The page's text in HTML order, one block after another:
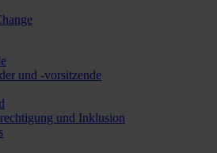
und -vorsitzende
und Inklusion